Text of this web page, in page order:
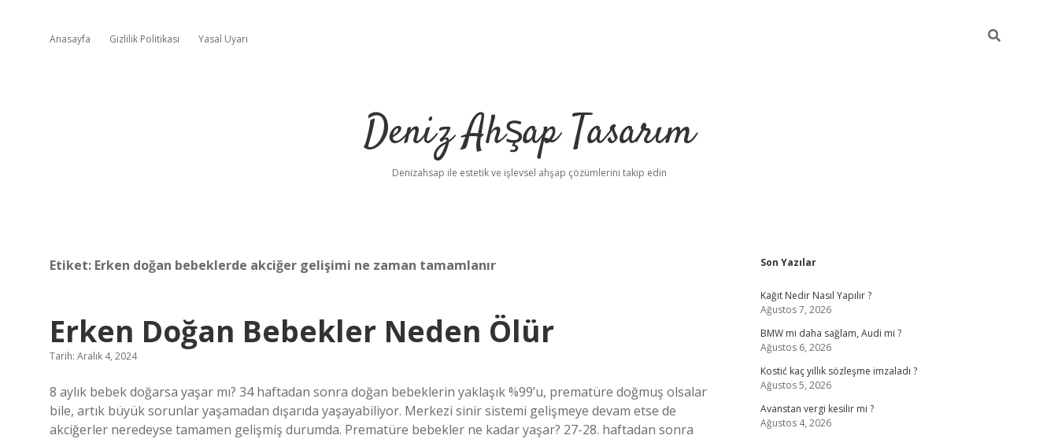
Anasayfa Gizlilik Politikası Yasal Uyarı
Deniz Ahşap Tasarım
Denizahsap ile estetik ve işlevsel ahşap çözümlerini takip edin
Etiket: Erken doğan bebeklerde akciğer gelişimi ne zaman tamamlanır
Erken Doğan Bebekler Neden Ölür
Tarih: Aralık 4, 2024
8 aylık bebek doğarsa yaşar mı? 34 haftadan sonra doğan bebeklerin yaklaşık %99’u, prematüre doğmuş olsalar
bile, artık büyük sorunlar yaşamadan dışarıda yaşayabiliyor. Merkezi sinir sistemi gelişmeye devam etse de
akciğerler neredeyse tamamen gelişmiş durumda. Prematüre bebekler ne kadar yaşar? 27-28. haftadan sonra
Sidebar
Son Yazılar
Kağıt Nedir Nasıl Yapılır ?
Ağustos 7, 2026
BMW mi daha sağlam, Audi mi ?
Ağustos 6, 2026
Kostić kaç yıllık sözleşme imzaladı ?
Ağustos 5, 2026
Avanstan vergi kesilir mi ?
Ağustos 4, 2026